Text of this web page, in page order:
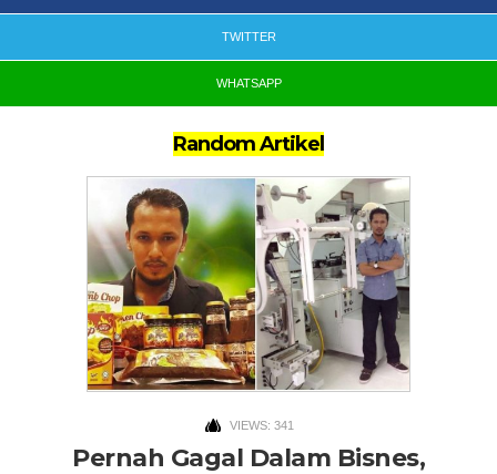
TWITTER
WHATSAPP
Random Artikel
VIEWS: 341
Pernah Gagal Dalam Bisnes,